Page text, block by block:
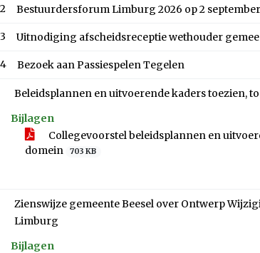
Bestuurdersforum Limburg 2026 op 2
Uitnodiging afscheidsreceptie wethouder
Bezoek aan Passiespelen Tegelen
Beleidsplannen en uitvoerende kaders toezien,
Bijlagen
Collegevoorstel beleidsplannen en
domein
703 KB
Zienswijze gemeente Beesel over Ontwerp
Limburg
Bijlagen